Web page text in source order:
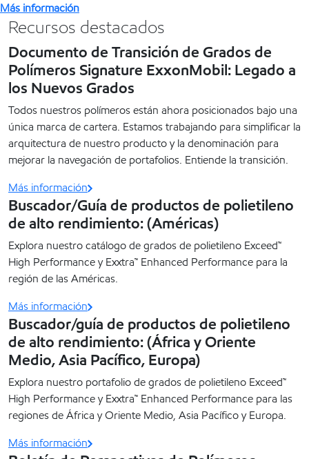
Más información
Recursos destacados
Documento de Transición de Grados de
Polímeros Signature ExxonMobil: Legado a
los Nuevos Grados
Todos nuestros polímeros están ahora posicionados bajo una
única marca de cartera. Estamos trabajando para simplificar la
arquitectura de nuestro producto y la denominación para
mejorar la navegación de portafolios. Entiende la transición.
Más información
Buscador/Guía de productos de polietileno
de alto rendimiento: (Américas)
Explora nuestro catálogo de grados de polietileno Exceed™
High Performance y Exxtra™ Enhanced Performance para la
región de las Américas.
Más información
Buscador/guía de productos de polietileno
de alto rendimiento: (África y Oriente
Medio, Asia Pacífico, Europa)
Explora nuestro portafolio de grados de polietileno Exceed™
High Performance y Exxtra™ Enhanced Performance para las
regiones de África y Oriente Medio, Asia Pacífico y Europa.
Más información